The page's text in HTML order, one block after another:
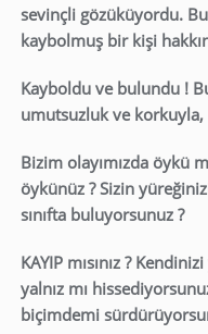
sevinçli gözüküyordu.
kaybolmuş bir kişi
Kayboldu ve bulundu !
umutsuzluk ve
Bizim olayımızda öykü
öykünüz ? Sizin
sınıfta buluyorsunuz ?
KAYIP mısınız ?
yalnız mı
biçimdemi